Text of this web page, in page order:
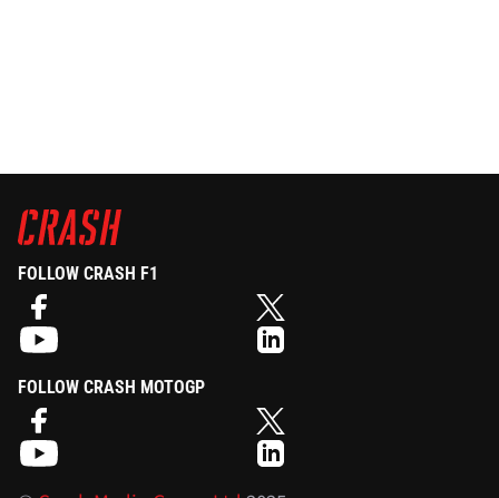
FOLLOW CRASH F1
FOLLOW CRASH MOTOGP